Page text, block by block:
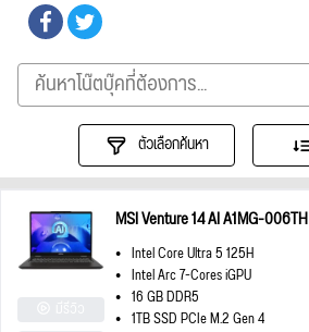
ตัวเลือกค้นหา
MSI Venture 14 AI A1MG-006TH
Intel Core Ultra 5 125H
Intel Arc 7-Cores iGPU
16 GB DDR5
1TB SSD PCIe M.2 Gen 4